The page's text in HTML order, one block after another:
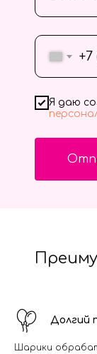
+7
Я даю
Долгий
Шарики